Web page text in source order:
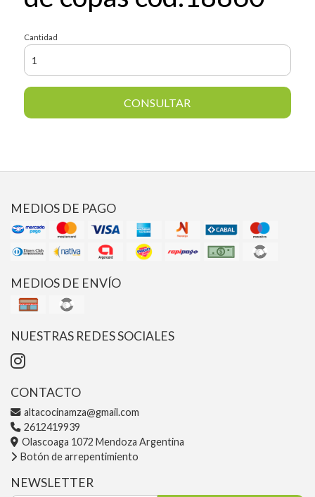
Cantidad
CONSULTAR
MEDIOS DE PAGO
MEDIOS DE ENVÍO
NUESTRAS REDES SOCIALES
CONTACTO
altacocinamza@gmail.com
2612419939
Olascoaga 1072 Mendoza Argentina
Botón de arrepentimiento
NEWSLETTER